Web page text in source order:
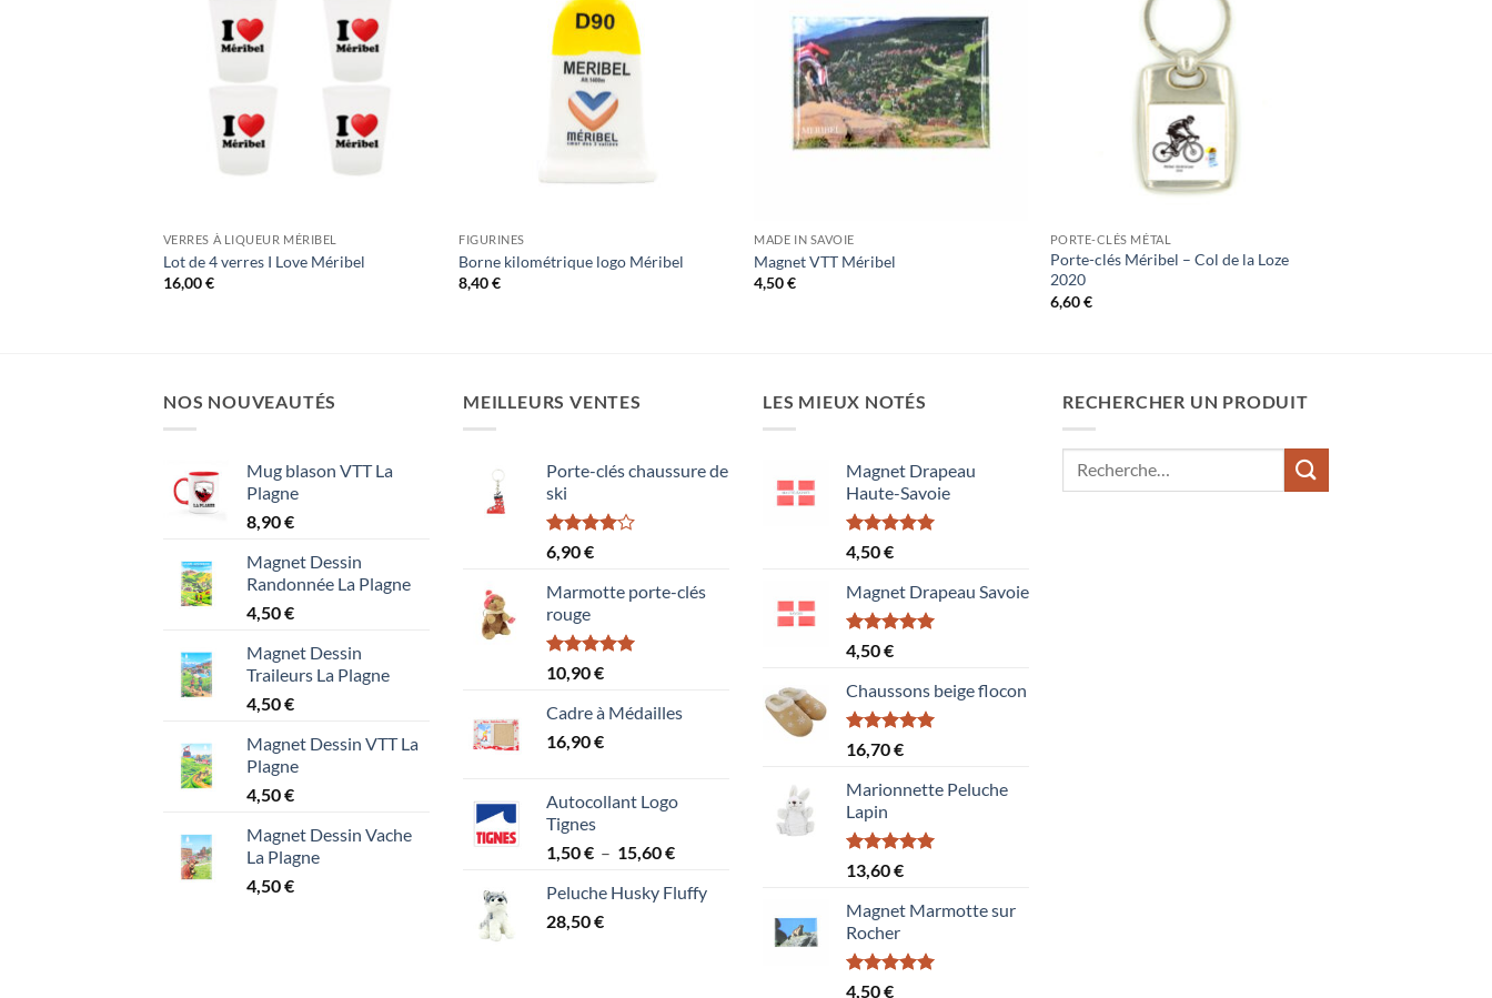
VERRES À LIQUEUR MÉRIBEL
Lot de 4 verres I Love Méribel
16,00€
FIGURINES
Borne kilométrique logo Méribel
8,40€
MADE IN SAVOIE
Magnet VTT Méribel
4,50€
PORTE-CLÉS MÉTAL
Porte-clés Méribel – Col de la Loze
2020
6,60€
NOS NOUVEAUTÉS
Mug blason VTT La
Plagne
8,90€
Magnet Dessin
Randonnée La Plagne
4,50€
Magnet Dessin
Traileurs La Plagne
4,50€
Magnet Dessin VTT La
Plagne
4,50€
Magnet Dessin Vache
La Plagne
4,50€
MEILLEURS VENTES
Porte-clés chaussure de
ski
Note
4.00
5
6,90€
Marmotte porte-clés
rouge
Note5.00
sur 5
10,90€
Cadre à Médailles
16,90€
Autocollant Logo
Tignes
1,50€ – 15,60€Plage
prix :
Peluche Husky Fluffy
28,50€
LES MIEUX NOTÉS
Magnet Drapeau
Haute-Savoie
Note5.00
sur 5
4,50€
Magnet Drapeau Savoie
Note5.00
sur 5
4,50€
Chaussons beige flocon
Note5.00
sur 5
16,70€
Marionnette Peluche
Lapin
Note5.00
sur 5
13,60€
Magnet Marmotte sur
Rocher
Note5.00
4,50€
RECHERCHER UN PRODUIT
Recherche